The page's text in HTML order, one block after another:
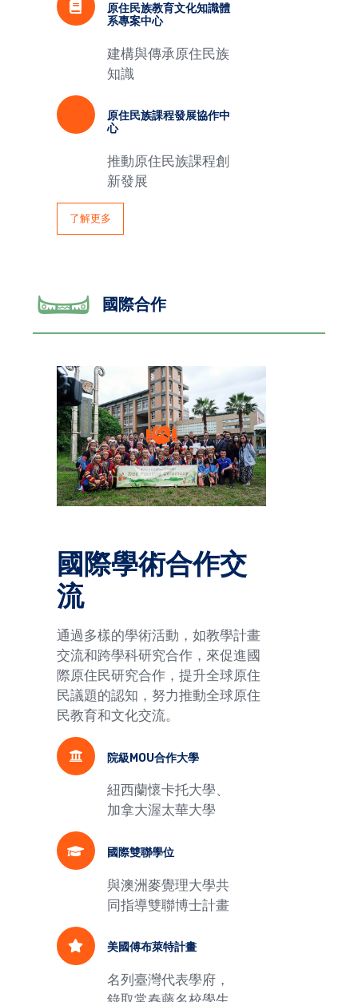
原住民族教育文化知識體
系專案中心
建構與傳承原住民族
知識
原住民族課程發展協作中
心
推動原住民族課程創
新發展
了解更多
國際合作
國際學術合作交
流
通過多樣的學術活動，如教學計畫
交流和跨學科研究合作，來促進國
際原住民研究合作，提升全球原住
民議題的認知，努力推動全球原住
民教育和文化交流。
院級MOU合作大學
紐西蘭懷卡托大學、
加拿大渥太華大學
國際雙聯學位
與澳洲麥覺理大學共
同指導雙聯博士計畫
美國傅布萊特計畫
名列臺灣代表學府，